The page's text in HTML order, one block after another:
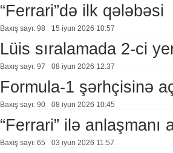
“Ferrari”də ilk qələbəsi
Baxış sayı: 98 15 i̇yun 2026 10:57
Lüis sıralamada 2-ci
Baxış sayı: 97 08 i̇yun 2026 12:37
Formula-1 şərhçisinə
Baxış sayı: 90 08 i̇yun 2026 10:45
“Ferrari” ilə anlaşmanı
Baxış sayı: 65 03 i̇yun 2026 11:57